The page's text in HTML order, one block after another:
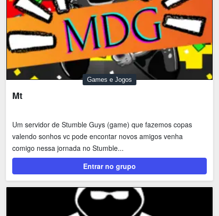
Games e Jogos
Mt
Um servidor de Stumble Guys (game) que fazemos copas
valendo sonhos vc pode encontar novos amigos venha
comigo nessa jornada no Stumble...
Entrar no grupo